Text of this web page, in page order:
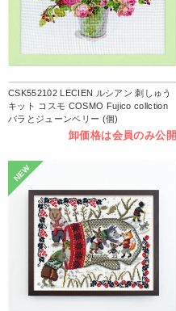
CSK552102 LECIEN ルシアン 刺しゅう
キット コスモ COSMO Fujico collction
バラとジューンベリー (個)
卸価格は会員のみ公開
NEW